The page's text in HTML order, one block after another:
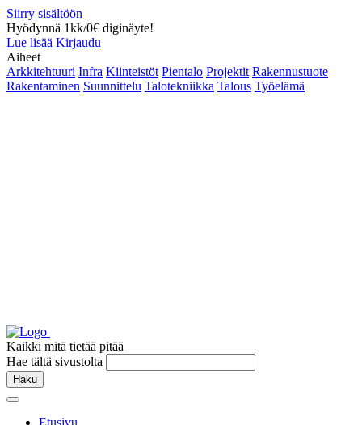
Siirry sisältöön
Hyödynnä 1kk/0€ diginäyte!
Lue lisää Kirjaudu
Aiheet
Arkkitehtuuri Infra Kiinteistöt Pientalo Projektit Rakennustuote
Rakentaminen Suunnittelu Talotekniikka Talous Työelämä
Kaikki mitä tietää pitää
Hae tältä sivustolta
Haku
Etusivu